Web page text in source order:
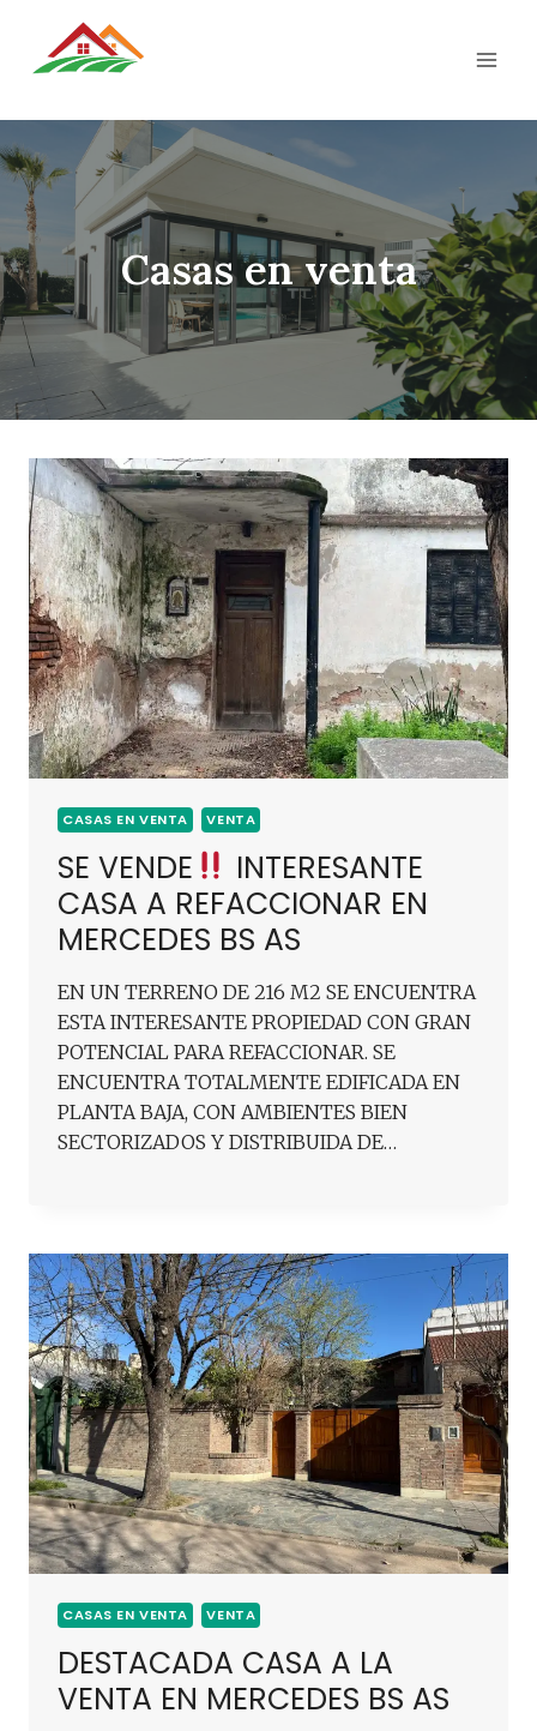
contenido
Casas en venta
CASAS EN VENTA VENTA
SE VENDE
INTERESANTE
CASA A REFACCIONAR EN
MERCEDES BS AS
EN UN TERRENO DE 216 M2 SE ENCUENTRA
ESTA INTERESANTE PROPIEDAD CON GRAN
POTENCIAL PARA REFACCIONAR. SE
ENCUENTRA TOTALMENTE EDIFICADA EN
PLANTA BAJA, CON AMBIENTES BIEN
SECTORIZADOS Y DISTRIBUIDA DE…
CASAS EN VENTA VENTA
DESTACADA CASA A LA
VENTA EN MERCEDES BS AS